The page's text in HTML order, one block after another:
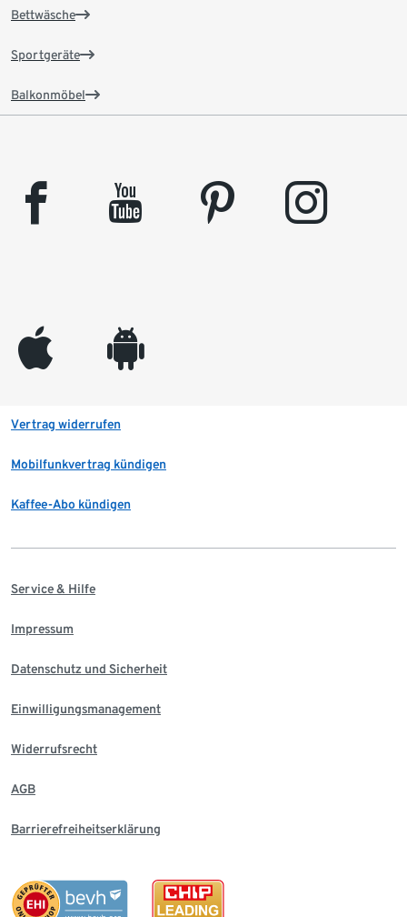
Bettwäsche
Sportgeräte
Balkonmöbel
facebook youtube pinterest instagram
appleinc android
Vertrag widerrufen
Mobilfunkvertrag kündigen
Kaffee-Abo kündigen
Service & Hilfe
Impressum
Datenschutz und Sicherheit
Einwilligungsmanagement
Widerrufsrecht
AGB
Barrierefreiheitserklärung